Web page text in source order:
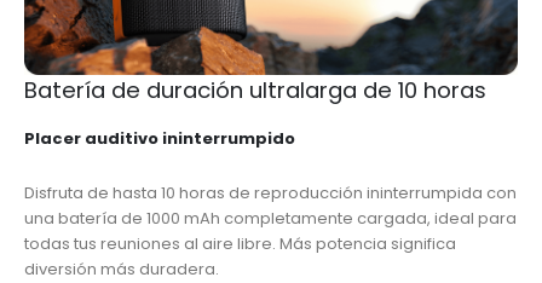
Batería de duración ultralarga de 10 horas
Placer auditivo ininterrumpido
Disfruta de hasta 10 horas de reproducción ininterrumpida con
una batería de 1000 mAh completamente cargada, ideal para
todas tus reuniones al aire libre. Más potencia significa
diversión más duradera.